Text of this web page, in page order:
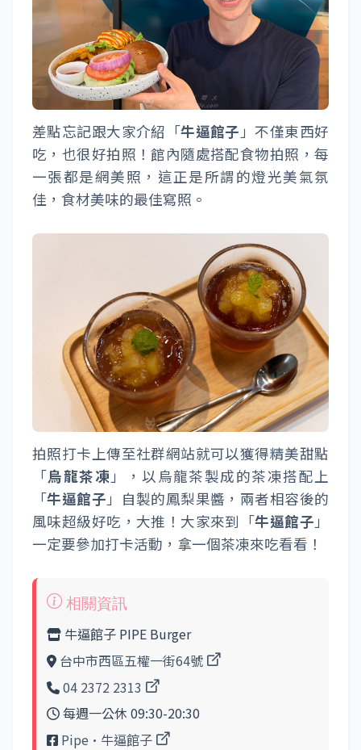
差點忘記跟大家介紹「牛逼館子」不僅東西好
吃，也很好拍照！館內隨處搭配食物拍照，每
一張都是網美照，這正是所謂的燈光美氣氛
佳，食材美味的最佳寫照。
拍照打卡上傳至社群網站就可以獲得精美甜點
「烏龍茶凍」，以烏龍茶製成的茶凍搭配上
「牛逼館子」自製的鳳梨果醬，兩者相容後的
風味超級好吃，大推！大家來到「牛逼館子」
一定要參加打卡活動，拿一個茶凍來吃看看！
牛逼館子 PIPE Burger
台中市西區五權一街64號
04 2372 2313
每週一公休 09:30-20:30
Pipe•牛逼館子